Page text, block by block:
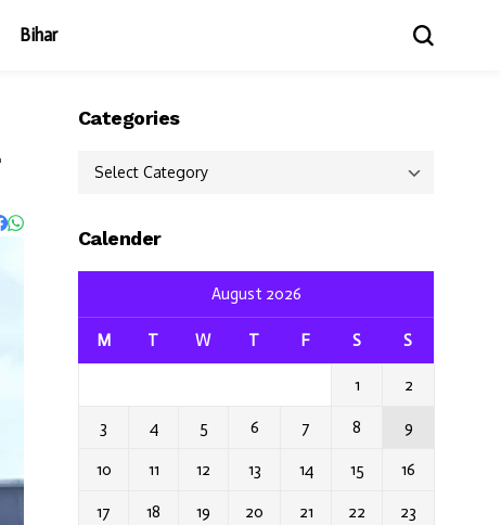
Bihar
Categories
Categories
Calender
August 2026
M T W T F S S
1 2
3 4 5 6 7 8 9
10 11 12 13 14 15 16
17 18 19 20 21 22 23